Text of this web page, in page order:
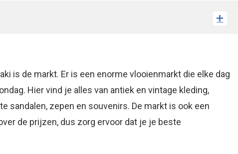
is de markt. Er is een enorme vlooienmarkt die elke dag
Hier vind je alles van antiek en vintage kleding,
sandalen, zepen en souvenirs. De markt is ook een
de prijzen, dus zorg ervoor dat je je beste